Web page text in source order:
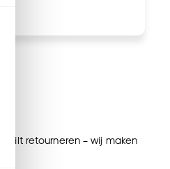
retourneren – wij maken